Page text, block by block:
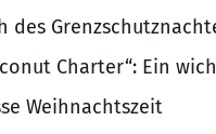
des
Charter“: Ein
Weihnachtszeit